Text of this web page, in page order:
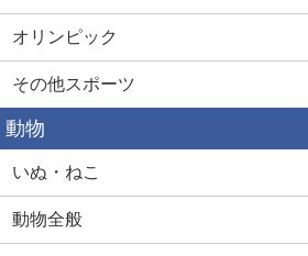
オリンピック
その他スポーツ
動物
いぬ・ねこ
動物全般